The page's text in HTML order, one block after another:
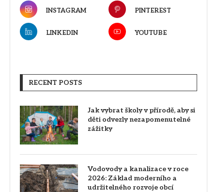
INSTAGRAM PINTEREST
LINKEDIN YOUTUBE
RECENT POSTS
Jak vybrat školy v přírodě, aby si
děti odvezly nezapomenutelné
zážitky
Vodovody a kanalizace v roce
2026: Základ moderního a
udržitelného rozvoje obcí